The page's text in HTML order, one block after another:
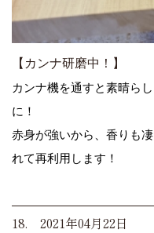
【カンナ研磨中！】
カンナ機を通すと素晴ら
に！
赤身が強いから、香りも
れて再利用します！
18. 2021年04月22日